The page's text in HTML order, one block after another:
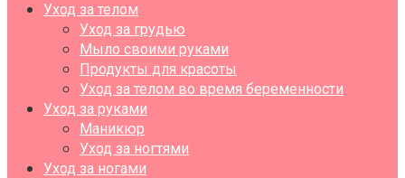
Уход за телом
Уход за грудью
Мыло своими руками
Продукты для красоты
Уход за телом во время беременности
Уход за руками
Маникюр
Уход за ногтями
Уход за ногами